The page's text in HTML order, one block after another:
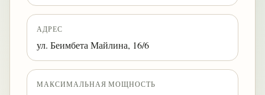
АДРЕС
ул. Беимбета Майлина, 16/6
МАКСИМАЛЬНАЯ МОЩНОСТЬ